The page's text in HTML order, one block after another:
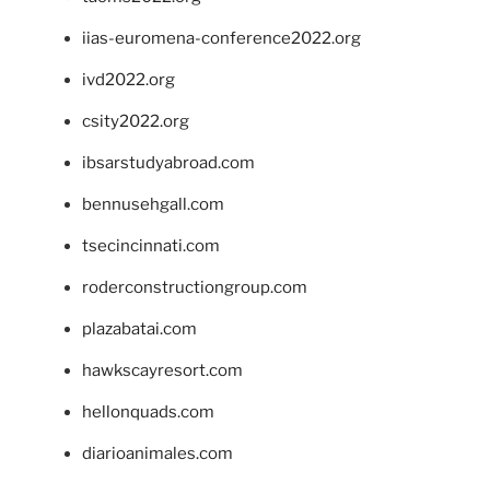
iias-euromena-conference2022.org
ivd2022.org
csity2022.org
ibsarstudyabroad.com
bennusehgall.com
tsecincinnati.com
roderconstructiongroup.com
plazabatai.com
hawkscayresort.com
hellonquads.com
diarioanimales.com